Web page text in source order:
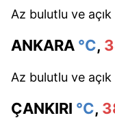
Az bulutlu ve
ANKARA °C,
Az bulutlu ve açık
ÇANKIRI °C,